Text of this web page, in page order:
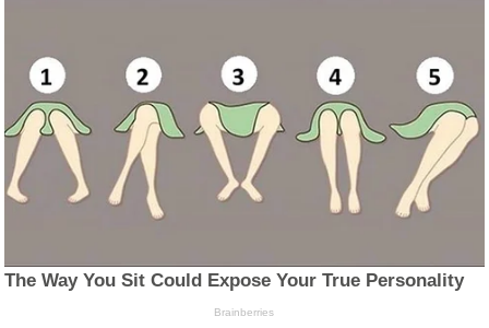
The Way You Sit Could Expose Your True Personality
Brainberries